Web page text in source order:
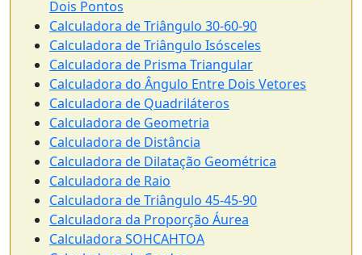
Dois Pontos
Calculadora de Triângulo 30-60-90
Calculadora de Triângulo Isósceles
Calculadora de Prisma Triangular
Calculadora do Ângulo Entre Dois Vetores
Calculadora de Quadriláteros
Calculadora de Geometria
Calculadora de Distância
Calculadora de Dilatação Geométrica
Calculadora de Raio
Calculadora de Triângulo 45-45-90
Calculadora da Proporção Áurea
Calculadora SOHCAHTOA